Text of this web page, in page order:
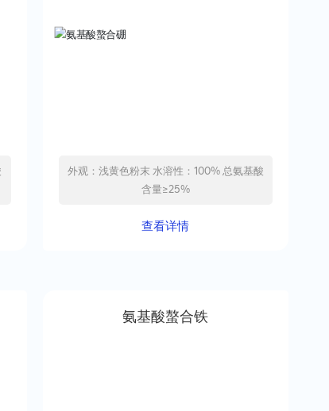
外观：浅黄色粉末 水溶性：100% 总氨基酸
含量≥25%
查看详情
氨基酸螯合铁